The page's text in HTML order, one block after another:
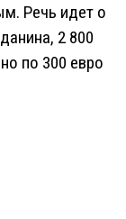
Речь идет о
2 800
по 300 евро